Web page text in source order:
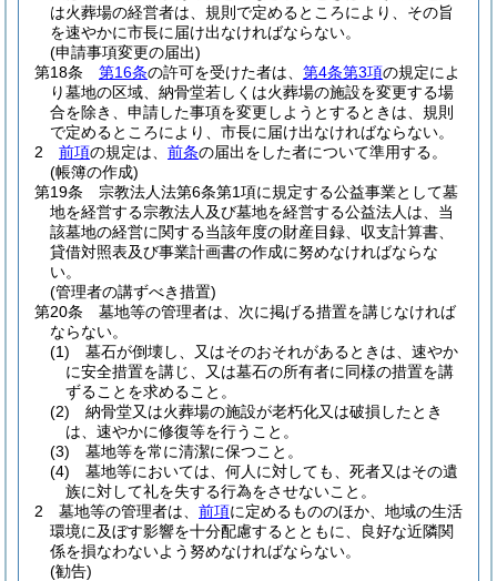
は火葬場の経営者は、規則で定めるところにより、その旨
を速やかに市長に届け出なければならない。
(申請事項変更の届出)
第18条
第16条の許可を受けた者は、 第4条第3項の規定によ
り墓地の区域、納骨堂若しくは火葬場の施設を変更する場
合を除き、申請した事項を変更しようとするときは、規則
で定めるところにより、市長に届け出なければならない。
2
前項の規定は、 前条の届出をした者について準用する。
(帳簿の作成)
第19条
宗教法人法第6条第1項に規定する公益事業として墓
地を経営する宗教法人及び墓地を経営する公益法人は、当
該墓地の経営に関する当該年度の財産目録、収支計算書、
貸借対照表及び事業計画書の作成に努めなければならな
い。
(管理者の講ずべき措置)
第20条
墓地等の管理者は、次に掲げる措置を講じなければ
ならない。
(1)
墓石が倒壊し、又はそのおそれがあるときは、速やか
に安全措置を講じ、又は墓石の所有者に同様の措置を講
ずることを求めること。
(2)
納骨堂又は火葬場の施設が老朽化又は破損したとき
は、速やかに修復等を行うこと。
(3)
墓地等を常に清潔に保つこと。
(4)
墓地等においては、何人に対しても、死者又はその遺
族に対して礼を失する行為をさせないこと。
2
墓地等の管理者は、 前項に定めるもののほか、地域の生活
環境に及ぼす影響を十分配慮するとともに、良好な近隣関
係を損なわないよう努めなければならない。
(勧告)